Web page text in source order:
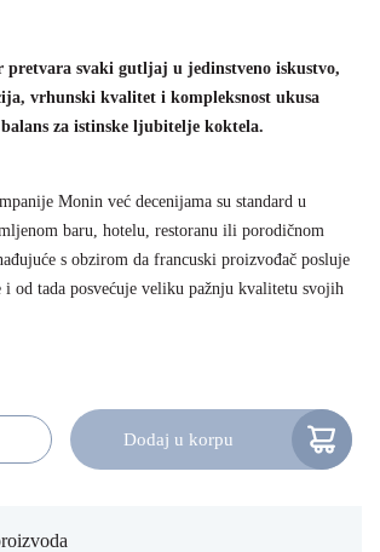
svaki gutljaj u jedinstveno iskustvo,
vrhunski kvalitet i kompleksnost ukusa
za istinske ljubitelje koktela.
Monin već decenijama su standard u
baru, hotelu, restoranu ili porodičnom
s obzirom da francuski proizvođač posluje
i od tada posvećuje veliku pažnju kvalitetu svojih
70cl količinaDodaj u korpu